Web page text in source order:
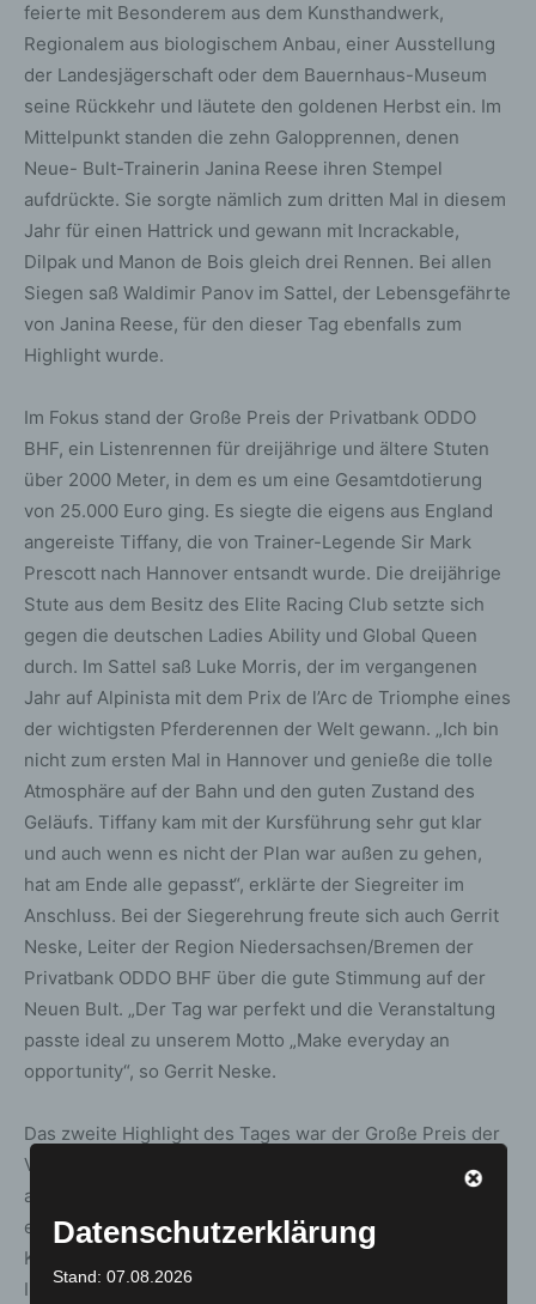
feierte mit Besonderem aus dem Kunsthandwerk,
Regionalem aus biologischem Anbau, einer Ausstellung
der Landesjägerschaft oder dem Bauernhaus-Museum
seine Rückkehr und läutete den goldenen Herbst ein. Im
Mittelpunkt standen die zehn Galopprennen, denen
Neue- Bult-Trainerin Janina Reese ihren Stempel
aufdrückte. Sie sorgte nämlich zum dritten Mal in diesem
Jahr für einen Hattrick und gewann mit Incrackable,
Dilpak und Manon de Bois gleich drei Rennen. Bei allen
Siegen saß Waldimir Panov im Sattel, der Lebensgefährte
von Janina Reese, für den dieser Tag ebenfalls zum
Highlight wurde.
Im Fokus stand der Große Preis der Privatbank ODDO
BHF, ein Listenrennen für dreijährige und ältere Stuten
über 2000 Meter, in dem es um eine Gesamtdotierung
von 25.000 Euro ging. Es siegte die eigens aus England
angereiste Tiffany, die von Trainer-Legende Sir Mark
Prescott nach Hannover entsandt wurde. Die dreijährige
Stute aus dem Besitz des Elite Racing Club setzte sich
gegen die deutschen Ladies Ability und Global Queen
durch. Im Sattel saß Luke Morris, der im vergangenen
Jahr auf Alpinista mit dem Prix de l’Arc de Triomphe eines
der wichtigsten Pferderennen der Welt gewann. „Ich bin
nicht zum ersten Mal in Hannover und genieße die tolle
Atmosphäre auf der Bahn und den guten Zustand des
Geläufs. Tiffany kam mit der Kursführung sehr gut klar
und auch wenn es nicht der Plan war außen zu gehen,
hat am Ende alle gepasst“, erklärte der Siegreiter im
Anschluss. Bei der Siegerehrung freute sich auch Gerrit
Neske, Leiter der Region Niedersachsen/Bremen der
Privatbank ODDO BHF über die gute Stimmung auf der
Neuen Bult. „Der Tag war perfekt und die Veranstaltung
passte ideal zu unserem Motto „Make everyday an
opportunity“, so Gerrit Neske.
Das zweite Highlight des Tages war der Große Preis der
VGH Versicherungen, ein BBAG Auktionsrennen, das sich
an dreijährige Pferde richtet, die 2021 als Jährling auf
einer öffentlichen Versteigerung der BBAG oder
Kooperationspartner im Auktionsring angeboten wurden.
In der Prüfung über 1750 Meter wurde ebenfalls eine
Datenschutzerklärung
Stand: 07.08.2026